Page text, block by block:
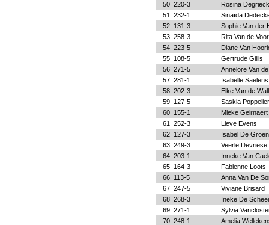
50 220-3
Rosina Degrieck
51
232-1
Sinaïda
52 131-3
Sophie Van der
53 258-3
Rita Van de
54 223-5
Diane Van
55 108-5
Gertrude Gillis
56 271-5
Annelore Van
57 281-1
Isabelle Saelens
58 202-3
Elke Van de
59 127-5
Saskia Poppelier
60 155-1
Mieke Geirnaert
61
252-3
Lieve Evens
62 127-3
Isabel De
63 249-3
Veerle Devriese
64 203-1
Inneke Van
65 164-3
Fabienne Loots
66 113-5
Anna Van De
67 247-5
Viviane Brisard
68 268-3
Ineke De
69 271-1
Sylvia
70 248-1
Amelia